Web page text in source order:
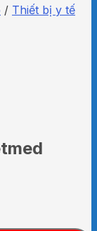
/ Thiết bị y tế